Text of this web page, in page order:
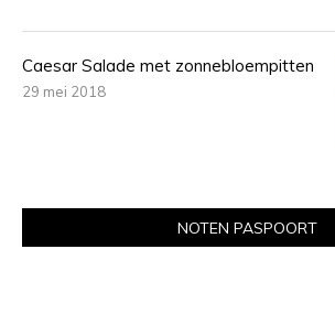
Caesar Salade met zonnebloempitten
29 mei 2018
NOTEN PASPOORT